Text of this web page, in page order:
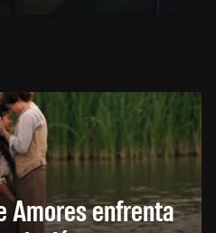
Amores enfrenta